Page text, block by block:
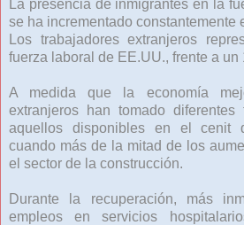
La presencia de inmigrantes en la
se ha incrementado constantemente
Los trabajadores extranjeros
fuerza laboral de EE.UU., frente a un
A medida que la economía
extranjeros han tomado
aquellos disponibles en el cenit
cuando más de la mitad de los
el sector de la construcción.
Durante la recuperación, más
empleos en servicios